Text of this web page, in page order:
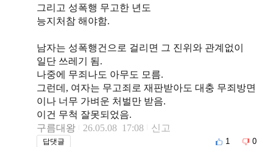
그리고 성폭행 무고한 년도
능지처참 해야함.
남자는 성폭행건으로 걸리면 그 진위와 관계없이
일단 쓰레기 됨.
나중에 무죄나도 아무도 모름.
그런데, 여자는 무고죄로 재판받아도 대충 무죄방면
이나 너무 가벼운 처벌만 받음.
이건 무척 잘못되었음.
구름대왕
26.05.08 17:08 신고
답댓글 1 0